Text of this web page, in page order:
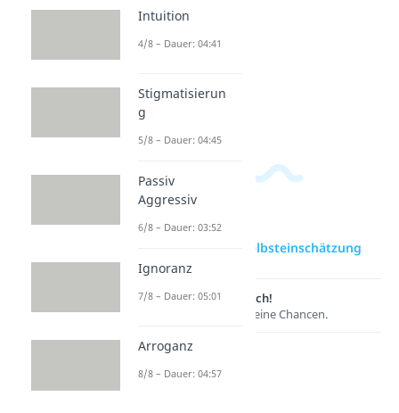
Fake it till
you
make it
Positive
n
zur Videoseite: Selbsteinschätzung
Lernen lohnt sich!
Entdecke hier deine Chancen.
Intuition
4/8 – Dauer: 04:41
Stigmatisierun
g
5/8 – Dauer: 04:45
Passiv
Aggressiv
6/8 – Dauer: 03:52
Ignoranz
7/8 – Dauer: 05:01
Arroganz
8/8 – Dauer: 04:57